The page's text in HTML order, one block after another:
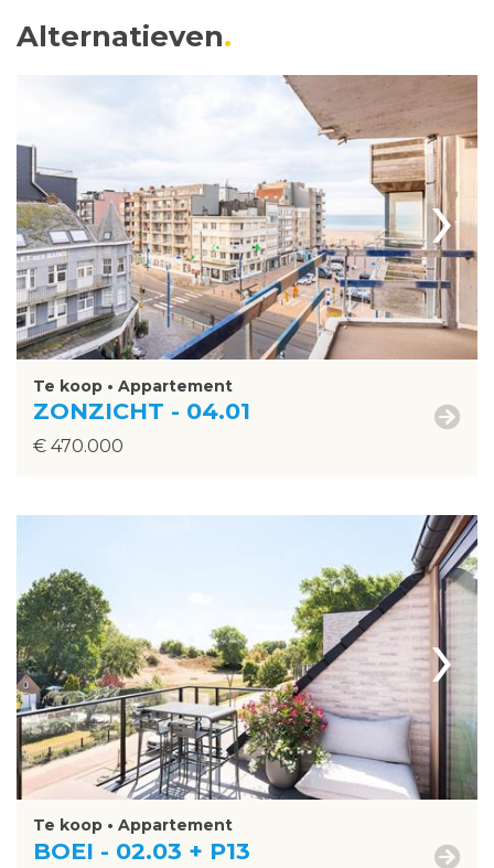
Alternatieven
›
Te koop • Appartement
ZONZICHT - 04.01
€ 470.000
›
Te koop • Appartement
BOEI - 02.03 + P13